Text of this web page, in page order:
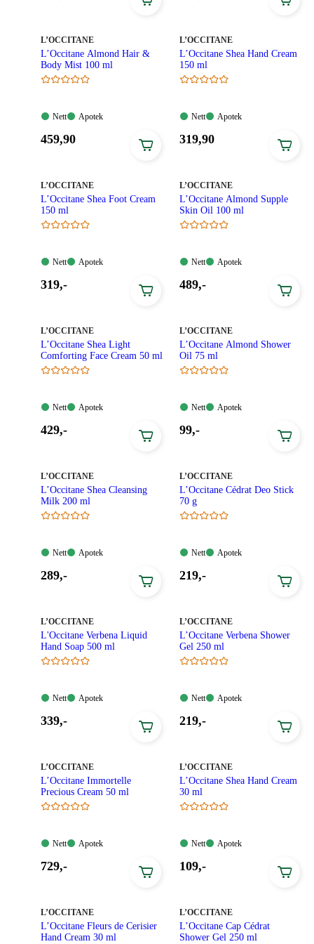
MERKE:
L’OCCITANE
L’Occitane Almond Hair &
Body Mist 100 ml
Nett:
Nett
Apotek:
Apotek
Pris:
459,90
MERKE:
L’OCCITANE
L’Occitane Shea Hand Cream
150 ml
Nett:
Nett
Apotek:
Apotek
Pris:
319,90
MERKE:
L’OCCITANE
L’Occitane Shea Foot Cream
150 ml
Nett:
Nett
Apotek:
Apotek
Pris:
319,-
MERKE:
L’OCCITANE
L’Occitane Almond Supple
Skin Oil 100 ml
Nett:
Nett
Apotek:
Apotek
Pris:
489,-
MERKE:
L’OCCITANE
L’Occitane Shea Light
Comforting Face Cream 50 ml
Nett:
Nett
Apotek:
Apotek
Pris:
429,-
MERKE:
L’OCCITANE
L’Occitane Almond Shower
Oil 75 ml
Nett:
Nett
Apotek:
Apotek
Pris:
99,-
MERKE:
L’OCCITANE
L’Occitane Shea Cleansing
Milk 200 ml
Nett:
Nett
Apotek:
Apotek
Pris:
289,-
MERKE:
L’OCCITANE
L’Occitane Cédrat Deo Stick
70 g
Nett:
Nett
Apotek:
Apotek
Pris:
219,-
MERKE:
L’OCCITANE
L'Occitane Verbena Liquid
Hand Soap 500 ml
Nett:
Nett
Apotek:
Apotek
Pris:
339,-
MERKE:
L’OCCITANE
L’Occitane Verbena Shower
Gel 250 ml
Nett:
Nett
Apotek:
Apotek
Pris:
219,-
MERKE:
L’OCCITANE
L’Occitane Immortelle
Precious Cream 50 ml
Nett:
Nett
Apotek:
Apotek
Pris:
729,-
MERKE:
L’OCCITANE
L’Occitane Shea Hand Cream
30 ml
Nett:
Nett
Apotek:
Apotek
Pris:
109,-
MERKE:
L’OCCITANE
L’Occitane Fleurs de Cerisier
Hand Cream 30 ml
MERKE:
L’OCCITANE
L’Occitane Cap Cédrat
Shower Gel 250 ml